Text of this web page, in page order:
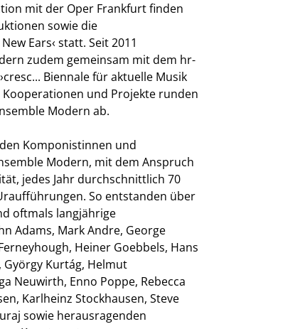
mit der Oper Frankfurt finden
sowie die
Ears‹ statt. Seit 2011
zudem gemeinsam mit dem hr-
Biennale für aktuelle Musik
Kooperationen und Projekte runden
Modern ab.
Komponistinnen und
Modern, mit dem Anspruch
jedes Jahr durchschnittlich 70
So entstanden über
oftmals langjährige
Adams, Mark Andre, George
Heiner Goebbels, Hans
György Kurtág, Helmut
Neuwirth, Enno Poppe, Rebecca
Karlheinz Stockhausen, Steve
sowie herausragenden